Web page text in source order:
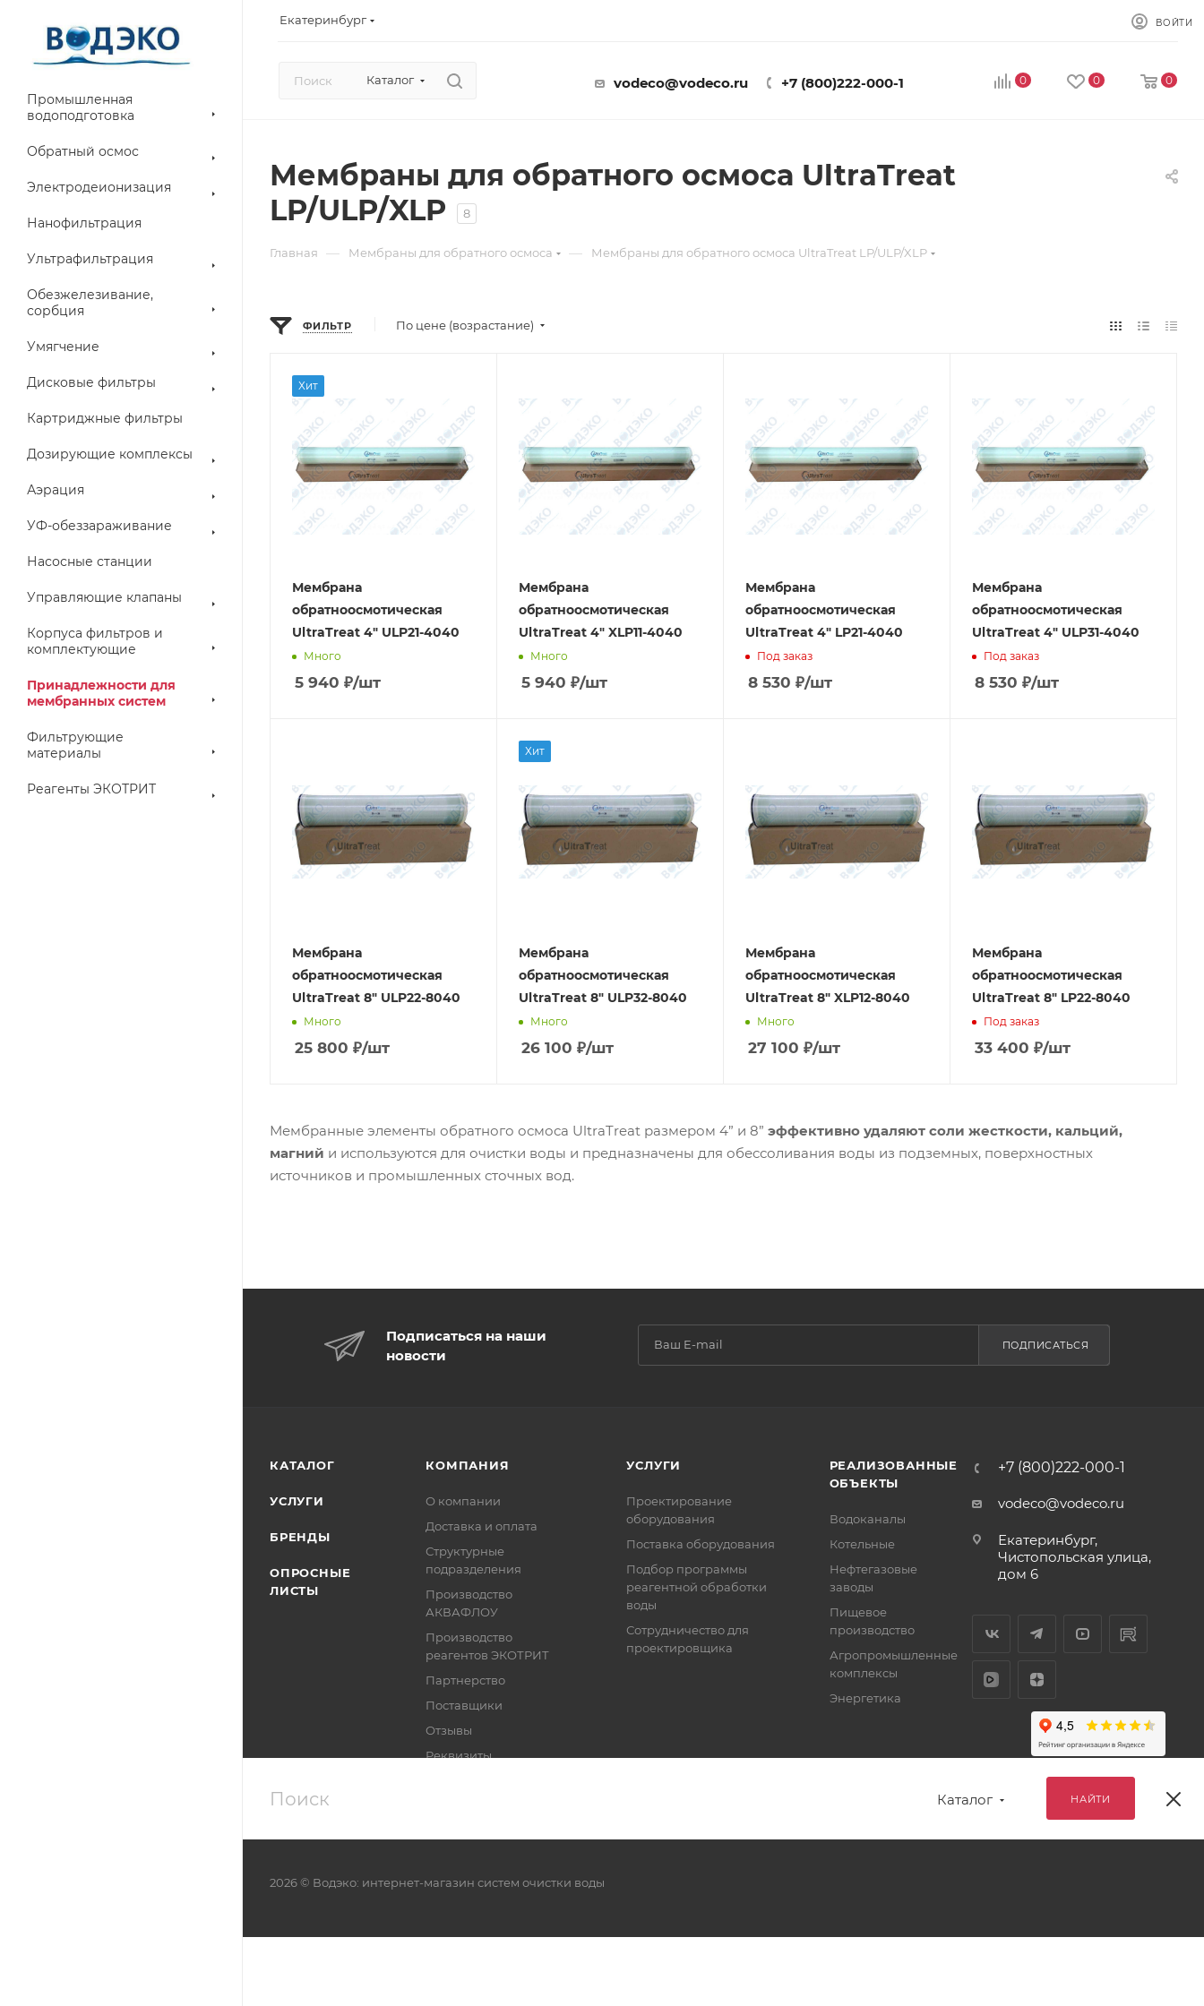
Екатеринбург ВОЙТИ
Каталог vodeco@vodeco.ru +7 (800)222-000-1 0 0 0
Промышленная
водоподготовка
Обратный осмос
Электродеионизация
Нанофильтрация
Ультрафильтрация
Обезжелезивание,
сорбция
Умягчение
Дисковые фильтры
Картриджные фильтры
Дозирующие комплексы
Аэрация
УФ-обеззараживание
Насосные станции
Управляющие клапаны
Корпуса фильтров и
комплектующие
Принадлежности для
мембранных систем
Фильтрующие
материалы
Реагенты ЭКОТРИТ
Мембраны для обратного осмоса UltraTreat
LP/ULP/XLP
8
Главная — Мембраны для обратного осмоса — Мембраны для обратного осмоса UltraTreat LP/ULP/XLP
ФИЛЬТР По цене (возрастание)
Хит
Мембрана
обратноосмотическая
UltraTreat 4" ULP21-4040
Много
5 940 ₽/шт
Мембрана
обратноосмотическая
UltraTreat 4" XLP11-4040
Много
5 940 ₽/шт
Мембрана
обратноосмотическая
UltraTreat 4" LP21-4040
Под заказ
8 530 ₽/шт
Мембрана
обратноосмотическая
UltraTreat 4" ULP31-4040
Под заказ
8 530 ₽/шт
Мембрана
обратноосмотическая
UltraTreat 8" ULP22-8040
Много
25 800 ₽/шт
Хит
Мембрана
обратноосмотическая
UltraTreat 8" ULP32-8040
Много
26 100 ₽/шт
Мембрана
обратноосмотическая
UltraTreat 8" XLP12-8040
Много
27 100 ₽/шт
Мембрана
обратноосмотическая
UltraTreat 8" LP22-8040
Под заказ
33 400 ₽/шт
Мембранные элементы обратного осмоса UltraTreat размером 4” и 8” эффективно удаляют соли жесткости, кальций,
магний и используются для очистки воды и предназначены для обессоливания воды из подземных, поверхностных
источников и промышленных сточных вод.
Подписаться на наши
новости
ПОДПИСАТЬСЯ
КАТАЛОГ
УСЛУГИ
БРЕНДЫ
ОПРОСНЫЕ
ЛИСТЫ
КОМПАНИЯ
О компании
Доставка и оплата
Структурные
подразделения
Производство
АКВАФЛОУ
Производство
реагентов ЭКОТРИТ
Партнерство
Поставщики
Отзывы
Реквизиты
УСЛУГИ
Проектирование
оборудования
Поставка оборудования
Подбор программы
реагентной обработки
воды
Сотрудничество для
проектировщика
РЕАЛИЗОВАННЫЕ
ОБЪЕКТЫ
Водоканалы
Котельные
Нефтегазовые
заводы
Пищевое
производство
Агропромышленные
комплексы
Энергетика
+7 (800)222-000-1
vodeco@vodeco.ru
Екатеринбург,
Чистопольская улица,
дом 6
2026 © Водэко: интернет-магазин систем очистки воды
НАЙТИ
Каталог